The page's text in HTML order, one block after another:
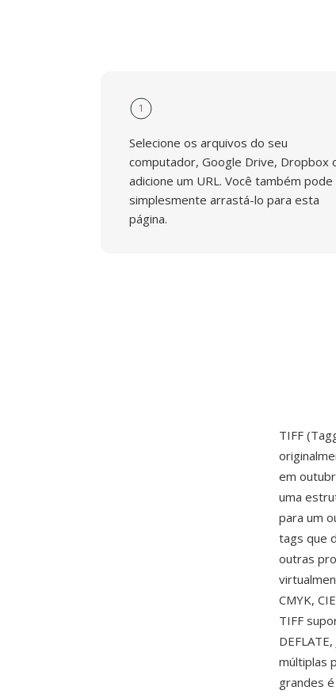
1
Selecione os arquivos do seu
computador, Google Drive, Dropbox
adicione um URL. Você também pode
simplesmente arrastá-lo para esta
página.
TIFF
em
uma
para um
tags que
outras
CMYK,
TIFF
múltiplas
grandes